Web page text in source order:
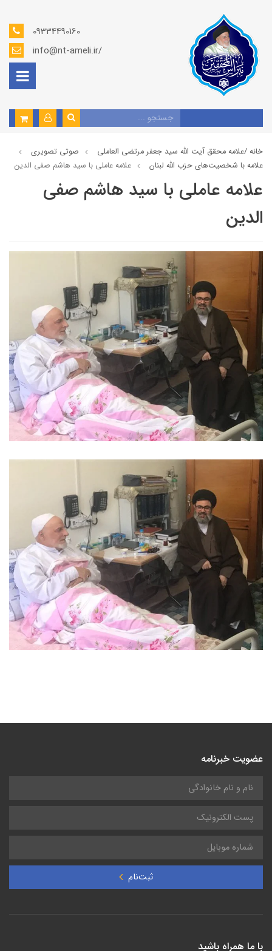
09334490160
info@nt-ameli.ir/
خانه /علامه محقق آیت الله سید جعفر مرتضی العاملی
صوتي تصويري
علامه با شخصیت‌های حزب الله لبنان
علامه عاملي با سيد هاشم صفي الدين
علامه عاملي با سيد هاشم صفي
الدين
عضویت خبرنامه
ثبت‌نام
با ما همراه باشید